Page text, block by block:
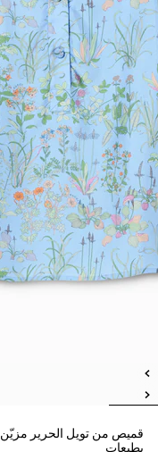
قميص من تويل الحرير مزيّن
بطبعات